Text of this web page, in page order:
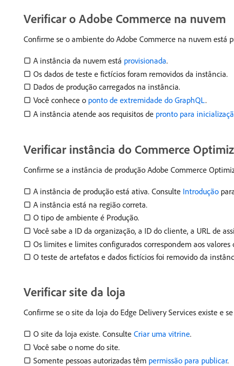
Verificar o Adobe Commerce na nuvem
Confirme se o ambiente do Adobe Commerce na nuvem está
▢ A instância da nuvem está provisionada.
▢ Os dados de teste e fictícios foram removidos da instância.
▢ Dados de produção carregados na instância.
▢ Você conhece o ponto de extremidade do GraphQL.
▢ A instância atende aos requisitos de pronto para
Verificar instância do Commerce
Confirme se a instância de produção Adobe Commerce
▢ A instância de produção está ativa. Consulte Introdução
▢ A instância está na região correta.
▢ O tipo de ambiente é Produção.
▢ Você sabe a ID da organização, a ID do cliente, a URL de
▢ Os limites e limites configurados correspondem aos valores
▢ O teste de artefatos e dados fictícios foi removido da
Verificar site da loja
Confirme se o site da loja do Edge Delivery Services existe e
▢ O site da loja existe. Consulte Criar uma vitrine.
▢ Você sabe o nome do site.
▢ Somente pessoas autorizadas têm permissão para publicar.